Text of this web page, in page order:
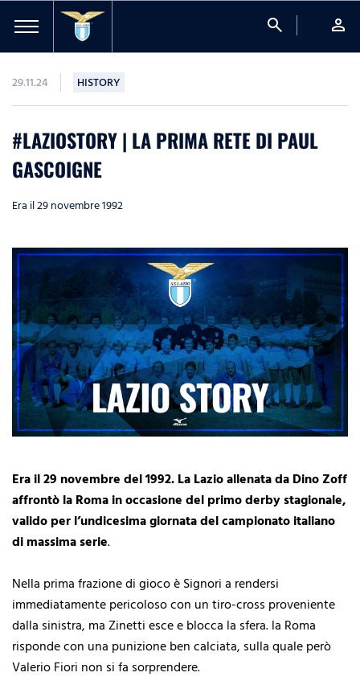
search person
29.11.24 HISTORY
#LAZIOSTORY | LA PRIMA RETE DI PAUL
GASCOIGNE
Era il 29 novembre 1992
Era il 29 novembre del 1992. La Lazio allenata da Dino Zoff
affrontò la Roma in occasione del primo derby stagionale,
valido per l’undicesima giornata del campionato italiano
di massima serie.
Nella prima frazione di gioco è Signori a rendersi
immediatamente pericoloso con un tiro-cross proveniente
dalla sinistra, ma Zinetti esce e blocca la sfera. la Roma
risponde con una punizione ben calciata, sulla quale però
Valerio Fiori non si fa sorprendere.